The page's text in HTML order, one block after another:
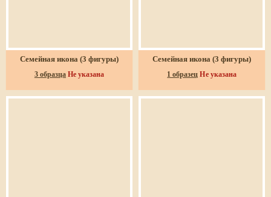
Семейная икона (3 фигуры)
3 образца Не указана
Семейная икона (3 фигуры)
1 образец Не указана